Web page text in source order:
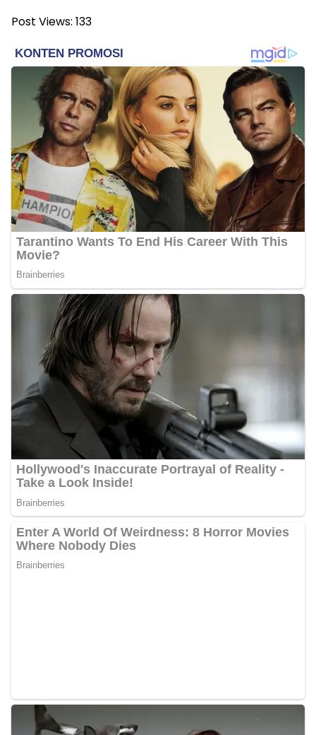
Post Views: 133